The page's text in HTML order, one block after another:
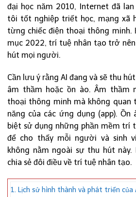
đại học năm 2010, Internet đã
tôi tốt nghiệp triết học, mạng xã
từng chiếc điện thoại thông minh.
mục 2022, trí tuệ nhân tạo trở
hút mọi người.
Cần lưu ý rằng AI đang và sẽ thu
âm thầm hoặc ồn ào. Âm thầm
thoại thông minh mà không quan
năng của các ứng dụng (app). Ồn
biệt sử dụng những phần mềm trí
để cho thấy mỗi người và sinh
không nằm ngoài sự thu hút
chia sẻ đôi điều về trí tuệ nhân tạo.
1. Lịch sử hình thành và phát triển của